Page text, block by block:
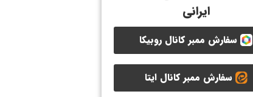
ایرانی
سفارش ممبر کانال روبیکا
سفارش ممبر کانال ایتا